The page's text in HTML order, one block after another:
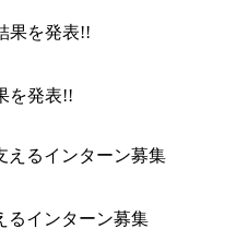
を発表!!
るインターン募集